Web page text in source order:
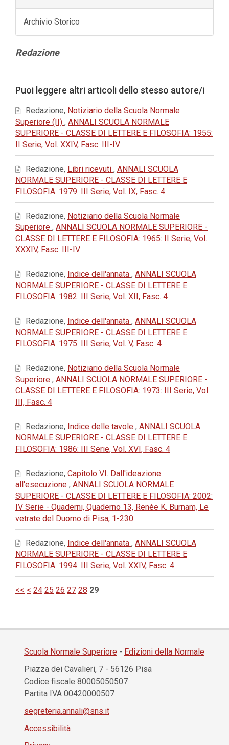
Archivio Storico
Contenuto
Redazione
dell'articolo
Puoi leggere altri articoli dello stesso autore/i
Redazione, Notiziario della Scuola Normale
Superiore (II) , ANNALI SCUOLA NORMALE
SUPERIORE - CLASSE DI LETTERE E FILOSOFIA: 1955:
II Serie, Vol. XXIV, Fasc. III-IV
Redazione, Libri ricevuti , ANNALI SCUOLA
NORMALE SUPERIORE - CLASSE DI LETTERE E
FILOSOFIA: 1979: III Serie, Vol. IX, Fasc. 4
Redazione, Notiziario della Scuola Normale
Superiore , ANNALI SCUOLA NORMALE SUPERIORE -
CLASSE DI LETTERE E FILOSOFIA: 1965: II Serie, Vol.
XXXIV, Fasc. III-IV
Redazione, Indice dell'annata , ANNALI SCUOLA
NORMALE SUPERIORE - CLASSE DI LETTERE E
FILOSOFIA: 1982: III Serie, Vol. XII, Fasc. 4
Redazione, Indice dell'annata , ANNALI SCUOLA
NORMALE SUPERIORE - CLASSE DI LETTERE E
FILOSOFIA: 1975: III Serie, Vol. V, Fasc. 4
Redazione, Notiziario della Scuola Normale
Superiore , ANNALI SCUOLA NORMALE SUPERIORE -
CLASSE DI LETTERE E FILOSOFIA: 1973: III Serie, Vol.
III, Fasc. 4
Redazione, Indice delle tavole , ANNALI SCUOLA
NORMALE SUPERIORE - CLASSE DI LETTERE E
FILOSOFIA: 1986: III Serie, Vol. XVI, Fasc. 4
Redazione, Capitolo VI. Dall'ideazione
all'esecuzione , ANNALI SCUOLA NORMALE
SUPERIORE - CLASSE DI LETTERE E FILOSOFIA: 2002:
IV Serie - Quaderni, Quaderno 13, Renée K. Burnam, Le
vetrate del Duomo di Pisa, 1-230
Redazione, Indice dell'annata , ANNALI SCUOLA
NORMALE SUPERIORE - CLASSE DI LETTERE E
FILOSOFIA: 1994: III Serie, Vol. XXIV, Fasc. 4
<< < 24 25 26 27 28 29
Scuola Normale Superiore - Edizioni della Normale
Piazza dei Cavalieri, 7 - 56126 Pisa
Codice fiscale 80005050507
Partita IVA 00420000507
segreteria.annali@sns.it
Accessibilità